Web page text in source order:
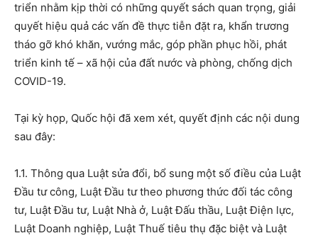
triển nhằm kịp thời có những quyết sách quan trọng, giải
quyết hiệu quả các vấn đề thực tiễn đặt ra, khẩn trương
tháo gỡ khó khăn, vướng mắc, góp phần phục hồi, phát
triển kinh tế – xã hội của đất nước và phòng, chống dịch
COVID-19.
Tại kỳ họp, Quốc hội đã xem xét, quyết định các nội dung
sau đây:
1.1. Thông qua Luật sửa đổi, bổ sung một số điều của Luật
Đầu tư công, Luật Đầu tư theo phương thức đối tác công
tư, Luật Đầu tư, Luật Nhà ở, Luật Đấu thầu, Luật Điện lực,
Luật Doanh nghiệp, Luật Thuế tiêu thụ đặc biệt và Luật